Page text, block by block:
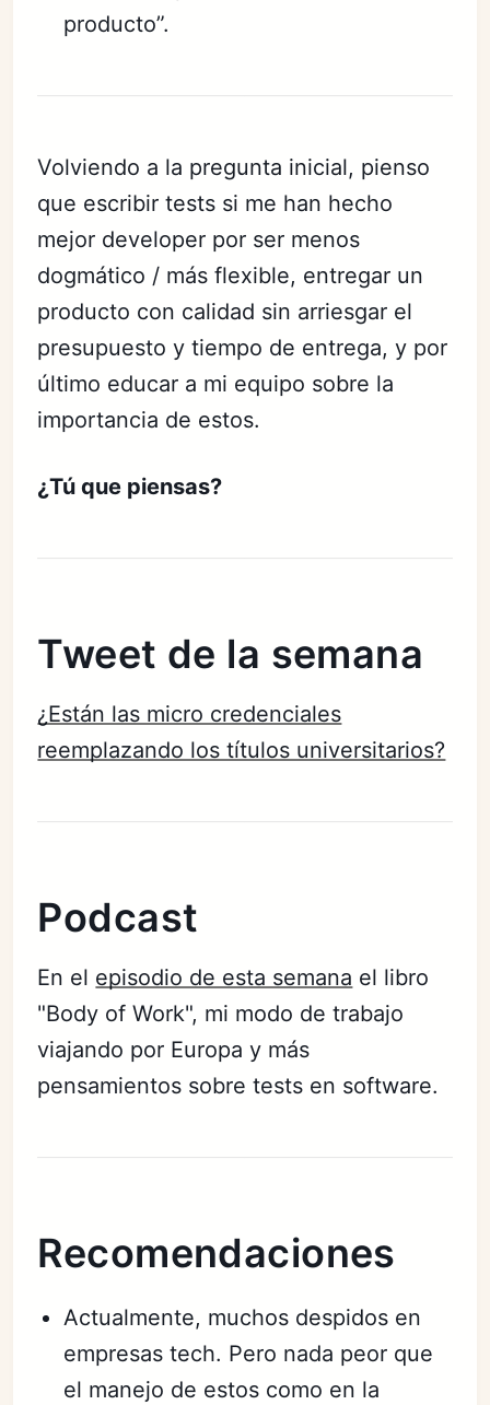
producto”.
Volviendo a la pregunta inicial, pienso
que escribir tests si me han hecho
mejor developer por ser menos
dogmático / más flexible, entregar un
producto con calidad sin arriesgar el
presupuesto y tiempo de entrega, y por
último educar a mi equipo sobre la
importancia de estos.
¿Tú que piensas?
Tweet de la semana
¿Están las micro credenciales
reemplazando los títulos universitarios?
Podcast
En el episodio de esta semana el libro
"Body of Work", mi modo de trabajo
viajando por Europa y más
pensamientos sobre tests en software.
Recomendaciones
Actualmente, muchos despidos en
empresas tech. Pero nada peor que
el manejo de estos como en la